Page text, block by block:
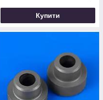
Купити